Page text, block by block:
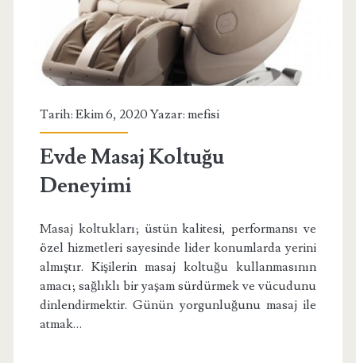
Tarih: Ekim 6, 2020 Yazar: mefisi
Evde Masaj Koltuğu
Deneyimi
Masaj koltukları; üstün kalitesi, performansı ve
özel hizmetleri sayesinde lider konumlarda yerini
almıştır. Kişilerin masaj koltuğu kullanmasının
amacı; sağlıklı bir yaşam sürdürmek ve vücudunu
dinlendirmektir. Günün yorgunluğunu masaj ile
atmak…